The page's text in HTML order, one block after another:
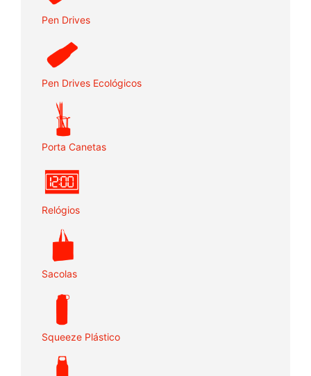
Pen Drives
Pen Drives Ecológicos
Porta Canetas
Relógios
Sacolas
Squeeze Plástico